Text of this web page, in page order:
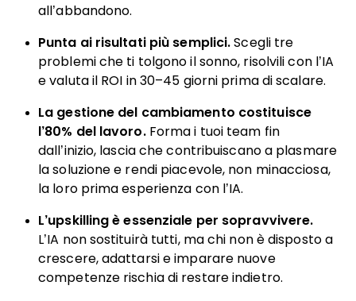
all’abbandono.
Punta ai risultati più semplici. Scegli tre
problemi che ti tolgono il sonno, risolvili con l’IA
e valuta il ROI in 30–45 giorni prima di scalare.
La gestione del cambiamento costituisce
l’80% del lavoro.Forma i tuoi team fin
dall’inizio, lascia che contribuiscano a plasmare
la soluzione e rendi piacevole, non minacciosa,
la loro prima esperienza con l’IA.
L’upskilling è essenziale per sopravvivere.
L’IA non sostituirà tutti, ma chi non è disposto a
crescere, adattarsi e imparare nuove
competenze rischia di restare indietro.